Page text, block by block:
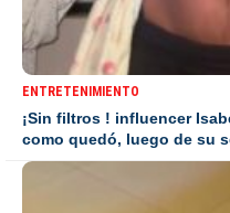
ENTRETENIMIENTO
¡Sin filtros ! influencer
como quedó, luego de su